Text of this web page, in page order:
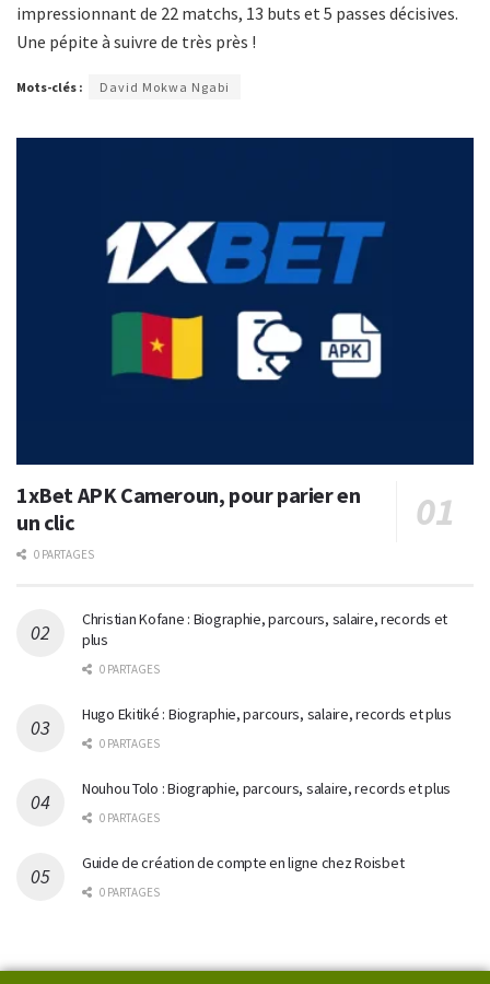
impressionnant de 22 matchs, 13 buts et 5 passes décisives.
Une pépite à suivre de très près !
Mots-clés : David Mokwa Ngabi
1xBet APK Cameroun, pour parier en
un clic
0 PARTAGES
Christian Kofane : Biographie, parcours, salaire, records et
plus
0 PARTAGES
Hugo Ekitiké : Biographie, parcours, salaire, records et plus
0 PARTAGES
Nouhou Tolo : Biographie, parcours, salaire, records et plus
0 PARTAGES
Guide de création de compte en ligne chez Roisbet
0 PARTAGES